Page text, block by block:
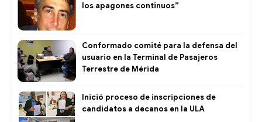
los apagones continuos”
Conformado comité para la defensa del
usuario en la Terminal de Pasajeros
Terrestre de Mérida
Inició proceso de inscripciones de
candidatos a decanos en la ULA